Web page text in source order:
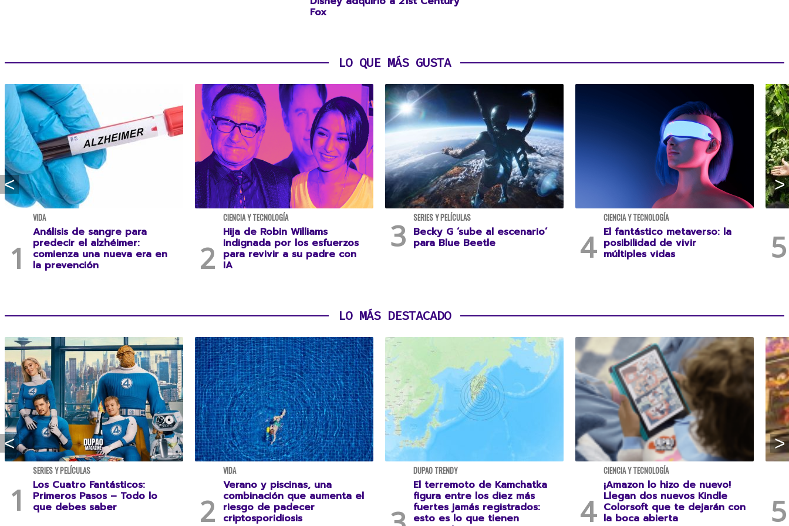
Fox
LO QUE MÁS GUSTA
VIDA
Análisis de sangre para
predecir el alzhéimer:
comienza una nueva era en
la prevención
CIENCIA Y TECNOLOGÍA
Hija de Robin Williams
indignada por los esfuerzos
para revivir a su padre con
IA
SERIES Y PELÍCULAS
Becky G ‘sube al escenario’
para Blue Beetle
CIENCIA Y TECNOLOGÍA
El fantástico metaverso: la
posibilidad de vivir
múltiples vidas
LO MÁS DESTACADO
SERIES Y PELÍCULAS
Los Cuatro Fantásticos:
Primeros Pasos – Todo lo
que debes saber
VIDA
Verano y piscinas, una
combinación que aumenta el
riesgo de padecer
criptosporidiosis
DUPAO TRENDY
El terremoto de Kamchatka
figura entre los diez más
fuertes jamás registrados:
esto es lo que tienen
CIENCIA Y TECNOLOGÍA
¡Amazon lo hizo de nuevo!
Llegan dos nuevos Kindle
Colorsoft que te dejarán con
la boca abierta